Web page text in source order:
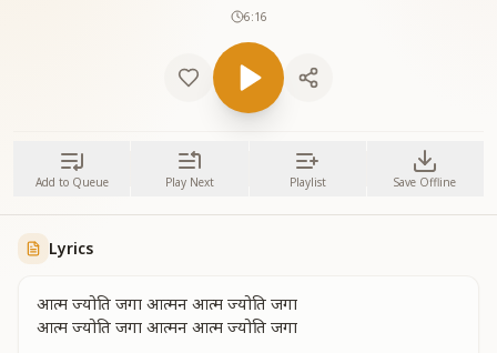
6:16
Add to Queue Play Next Playlist Save Offline
Lyrics
आत्म ज्योति जगा आत्मन आत्म ज्योति जगा
आत्म ज्योति जगा आत्मन आत्म ज्योति जगा